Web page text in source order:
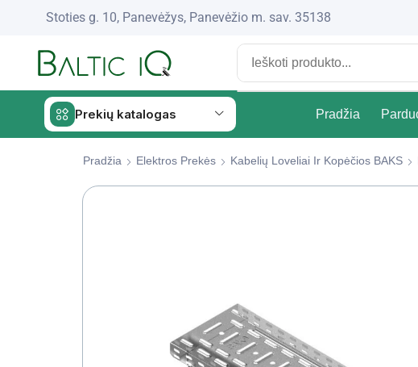
Stoties g. 10, Panevėžys, Panevėžio m. sav. 35138
Prekių katalogas Pradžia
Pradžia Elektros Prekės Kabelių Loveliai Ir Kopėčios BAKS